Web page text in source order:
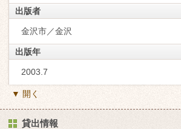
出版者
金沢市／金沢
出版年
2003.7
▼ 開く
貸出情報